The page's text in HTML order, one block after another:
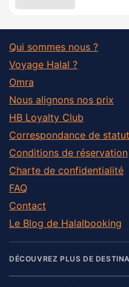
Qui sommes nous ?
Voyage Halal ?
Omra
Nous alignons nos prix
HB Loyalty Club
Correspondance de statut
Conditions de réservation
Charte de confidentialité
FAQ
Contact
Le Blog de Halalbooking
DÉCOUVREZ PLUS DE